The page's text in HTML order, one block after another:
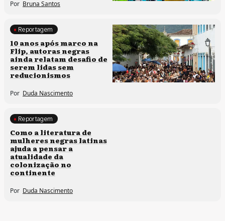
Por Bruna Santos
Processos artísticos
Reportagem
10 anos após marco na
Flip, autoras negras
ainda relatam desafio de
serem lidas sem
reducionismos
Por Duda Nascimento
Direitos humanos
Reportagem
Como a literatura de
mulheres negras latinas
ajuda a pensar a
atualidade da
colonização no
continente
Por Duda Nascimento